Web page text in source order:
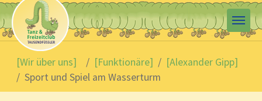
Skip to main content
You are here:
[Wir über uns]
[Funktionäre]
[Alexander Gipp]
Sport und Spiel am Wasserturm